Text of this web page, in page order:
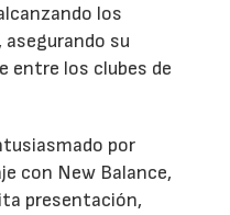
los
su
entre los clubes de
por
con New Balance,
presentación,